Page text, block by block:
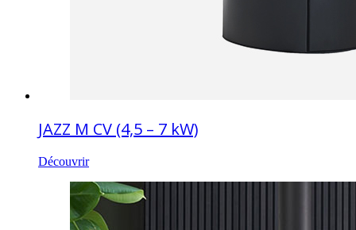
JAZZ M CV (4,5 – 7 kW)
Découvrir